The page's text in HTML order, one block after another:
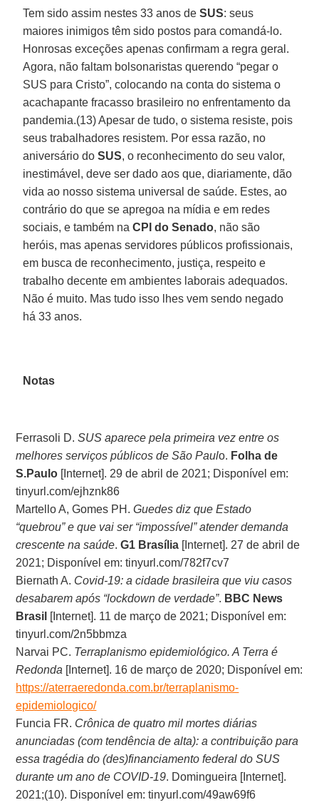
Tem sido assim nestes 33 anos deSUS: seus
maiores inimigos têm sido postos para comandá-lo.
Honrosas exceções apenas confirmam a regra geral.
Agora, não faltam bolsonaristas querendo “pegar o
SUS para Cristo”, colocando na conta do sistema o
acachapante fracasso brasileiro no enfrentamento da
pandemia.(13) Apesar de tudo, o sistema resiste, pois
seus trabalhadores resistem. Por essa razão, no
aniversário doSUS, o reconhecimento do seu valor,
inestimável, deve ser dado aos que, diariamente, dão
vida ao nosso sistema universal de saúde. Estes, ao
contrário do que se apregoa na mídia e em redes
sociais, e também naCPI do Senado, não são
heróis, mas apenas servidores públicos profissionais,
em busca de reconhecimento, justiça, respeito e
trabalho decente em ambientes laborais adequados.
Não é muito. Mas tudo isso lhes vem sendo negado
há 33 anos.
Notas
Ferrasoli D.SUS aparece pela primeira vez entre os
melhores serviços públicos de São Paulo. Folha de
S.Paulo [Internet]. 29 de abril de 2021; Disponível em:
tinyurl.com/ejhznk86
Martello A, Gomes PH.Guedes diz que Estado
“quebrou” e que vai ser “impossível” atender demanda
crescente na saúde.G1 Brasília [Internet]. 27 de abril de
2021; Disponível em: tinyurl.com/782f7cv7
Biernath A. Covid-19: a cidade brasileira que viu casos
desabarem após “lockdown de verdade”. BBC News
Brasil [Internet]. 11 de março de 2021; Disponível em:
tinyurl.com/2n5bbmza
Narvai PC. Terraplanismo epidemiológico. A Terra é
Redonda [Internet]. 16 de março de 2020; Disponível em:
https://aterraeredonda.com.br/terraplanismo-
epidemiologico/
Funcia FR. Crônica de quatro mil mortes diárias
anunciadas (com tendência de alta): a contribuição para
essa tragédia do (des)financiamento federal do SUS
durante um ano de COVID-19. Domingueira [Internet].
2021;(10). Disponível em: tinyurl.com/49aw69f6